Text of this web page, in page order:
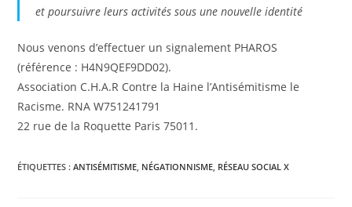
et poursuivre leurs activités sous une nouvelle identité
Nous venons d’effectuer un signalement PHAROS
(référence : H4N9QEF9DD02).
Association C.H.A.R Contre la Haine l’Antisémitisme le
Racisme. RNA W751241791
22 rue de la Roquette Paris 75011.
ÉTIQUETTES :ANTISÉMITISME, NÉGATIONNISME, RÉSEAU SOCIAL X